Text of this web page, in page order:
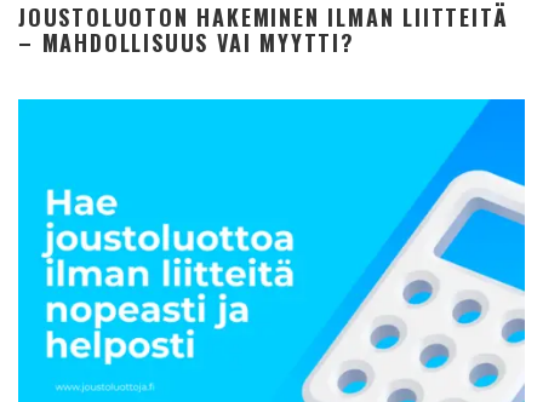
JOUSTOLUOTON HAKEMINEN ILMAN LIITTEITÄ
– MAHDOLLISUUS VAI MYYTTI?